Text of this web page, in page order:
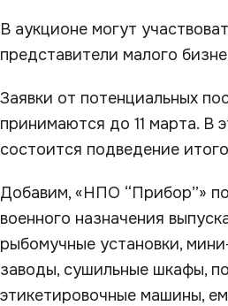
В аукционе могут
представители малого
Заявки от потенциальных
принимаются до 11 марта. В
состоится подведение
Добавим, «НПО “Прибор”»
военного назначения
рыбомучные установки,
заводы, сушильные шкафы,
этикетировочные машины,